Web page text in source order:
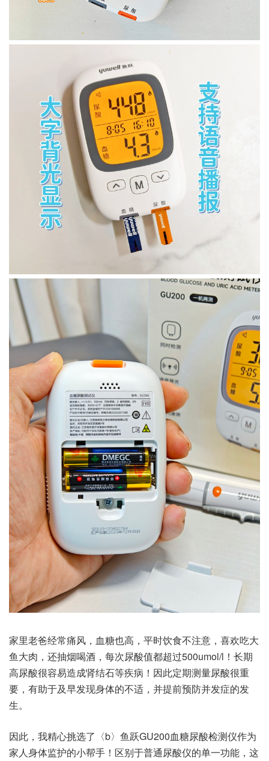
家里老爸经常痛风，血糖也高，平时饮食不注意，喜欢吃大
鱼大肉，还抽烟喝酒，每次尿酸值都超过500umol/l！长期
高尿酸很容易造成肾结石等疾病！因此定期测量尿酸很重
要，有助于及早发现身体的不适，并提前预防并发症的发
生。
因此，我精心挑选了〈b〉鱼跃GU200血糖尿酸检测仪作为
家人身体监护的小帮手！区别于普通尿酸仪的单一功能，这